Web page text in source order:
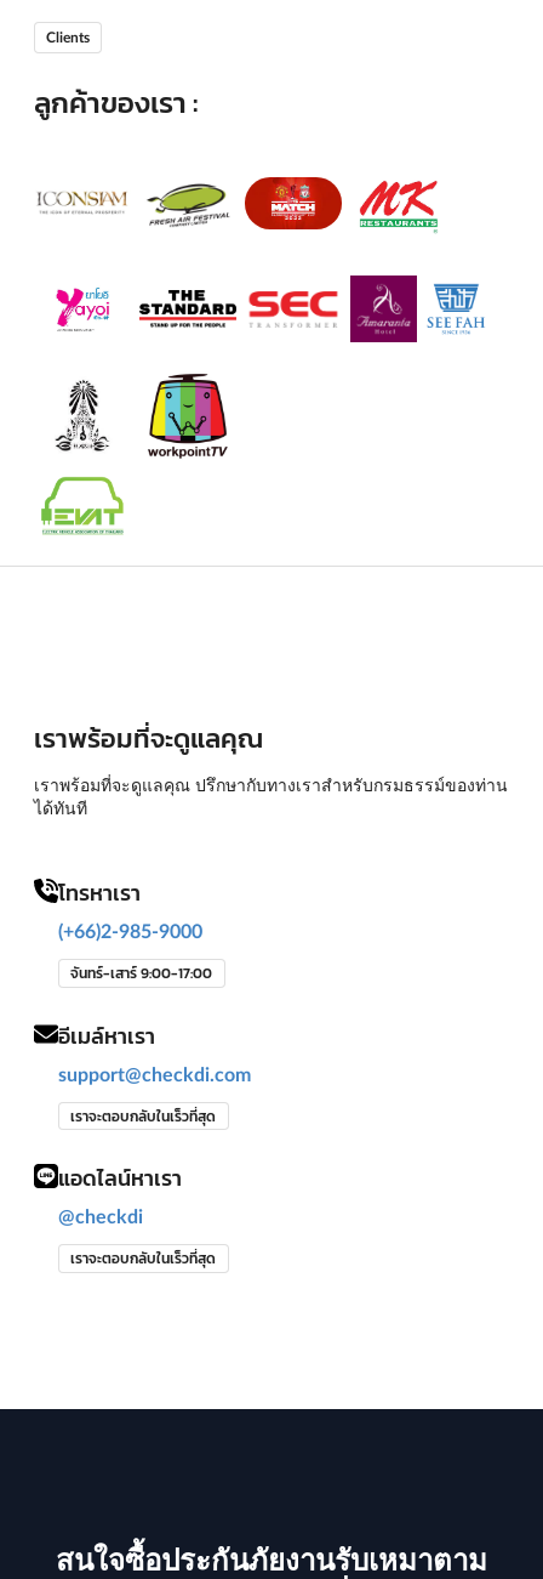
Clients
ลูกค้าของเรา :
เราพร้อมที่จะดูแลคุณ
เราพร้อมที่จะดูแลคุณ ปรึกษากับทางเราสำหรับกรมธรรม์ของท่าน
ได้ทันที
โทรหาเรา
(+66)2-985-9000
จันทร์-เสาร์ 9:00-17:00
อีเมล์หาเรา
support@checkdi.com
เราจะตอบกลับในเร็วที่สุด
แอดไลน์หาเรา
@checkdi
เราจะตอบกลับในเร็วที่สุด
สนใจซื้อประกันภัยงานรับเหมาตาม